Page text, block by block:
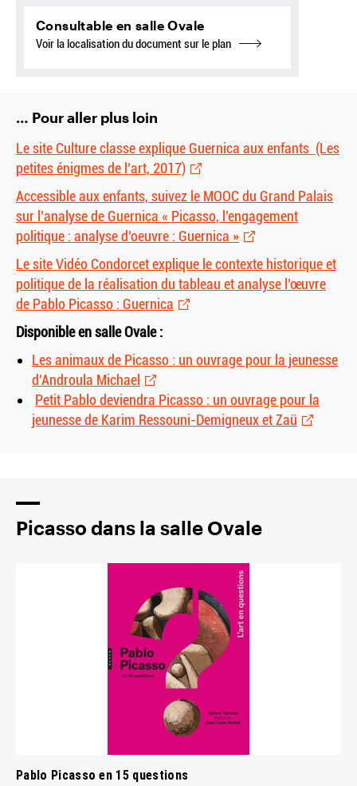
Consultable en salle Ovale
Voir la localisation du document sur le plan
… Pour aller plus loin
Le site Culture classe explique Guernica aux enfants (Les
petites énigmes de l’art, 2017)
Accessible aux enfants, suivez le MOOC du Grand Palais
sur l’analyse de Guernica « Picasso, l’engagement
politique : analyse d’oeuvre : Guernica »
Le site Vidéo Condorcet explique le contexte historique et
politique de la réalisation du tableau et analyse l’œuvre
de Pablo Picasso : Guernica
Disponible en salle Ovale :
Les animaux de Picasso : un ouvrage pour la jeunesse
d’Androula Michael
Petit Pablo deviendra Picasso : un ouvrage pour la
jeunesse de Karim Ressouni-Demigneux et Zaü
Picasso dans la salle Ovale
Pablo Picasso en 15 questions